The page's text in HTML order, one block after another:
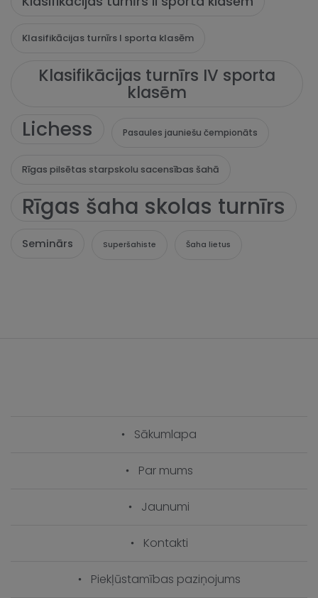
Klasifikācijas turnīrs I sporta klasēm
Klasifikācijas turnīrs IV sporta
klasēm
Lichess Pasaules jauniešu čempionāts
Rīgas pilsētas starpskolu sacensības šahā
Rīgas šaha skolas turnīrs
Seminārs Superšahiste Šaha lietus
Sākumlapa
Par mums
Jaunumi
Kontakti
Piekļūstamības paziņojums